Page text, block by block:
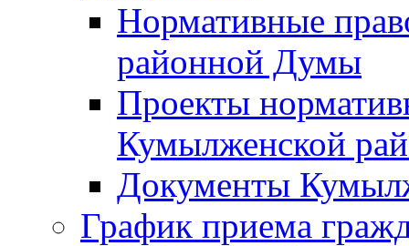
Нормативные
районной Думы
Проекты
Кумылженской
Документы
График приема